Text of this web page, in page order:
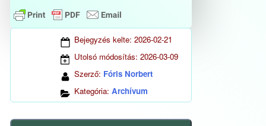
Bejegyzés kelte: 2026-02-21
Utolsó módosítás: 2026-03-09
Szerző: Fóris Norbert
Kategória: Archívum